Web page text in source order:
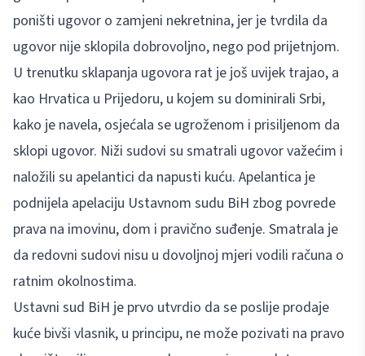
poništi ugovor o zamjeni nekretnina, jer je tvrdila da
ugovor nije sklopila dobrovoljno, nego pod prijetnjom.
U trenutku sklapanja ugovora rat je još uvijek trajao, a
kao Hrvatica u Prijedoru, u kojem su dominirali Srbi,
kako je navela, osjećala se ugroženom i prisiljenom da
sklopi ugovor. Niži sudovi su smatrali ugovor važećim i
naložili su apelantici da napusti kuću. Apelantica je
podnijela apelaciju Ustavnom sudu BiH zbog povrede
prava na imovinu, dom i pravično suđenje. Smatrala je
da redovni sudovi nisu u dovoljnoj mjeri vodili računa o
ratnim okolnostima.
Ustavni sud BiH je prvo utvrdio da se poslije prodaje
kuće bivši vlasnik, u principu, ne može pozivati na pravo